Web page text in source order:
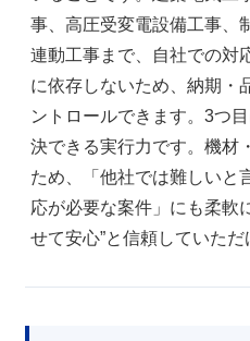
事、高圧受変電設備工事、
連動工事まで、自社での対
に依存しないため、納期・
ントロールできます。3つ
決できる実行力です。機材
ため、「他社では難しいと
応が必要な案件」にも柔軟
せて安心”と信頼していた